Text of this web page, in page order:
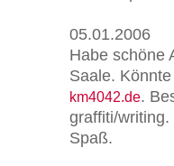
05.01.2006
Habe schöne
Saale.
km4042.de.
graffiti/
Spaß.